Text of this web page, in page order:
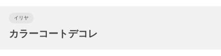
イリヤ
カラーコートデコレ